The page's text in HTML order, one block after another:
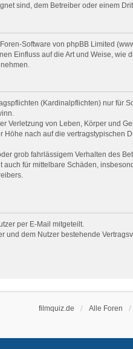
sind, dem Betreiber oder einem
Software von phpBB Limited
Einfluss auf die Art und Weise, wie
(Kardinalpflichten) nur für
Verletzung von Leben, Körper und
nach auf die vertragstypischen
grob fahrlässigem Verhalten des
für mittelbare Schäden,
per E-Mail mitgeteilt.
dem Nutzer bestehende
filmquiz.de Alle Foren